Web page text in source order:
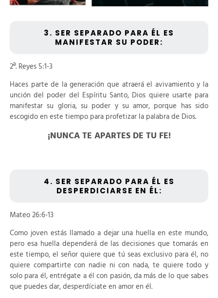
3. SER SEPARADO PARA ÉL ES
MANIFESTAR SU PODER:
2ª. Reyes 5:1-3
Haces parte de la generación que atraerá el avivamiento y la
unción del poder del Espíritu Santo, Dios quiere usarte para
manifestar su gloria, su poder y su amor, porque has sido
escogido en este tiempo para profetizar la palabra de Dios.
¡NUNCA TE APARTES DE TU FE!
4. SER SEPARADO PARA ÉL ES
DESPERDICIARSE EN ÉL:
Mateo 26:6-13
Como joven estás llamado a dejar una huella en este mundo,
pero esa huella dependerá de las decisiones que tomarás en
este tiempo, el señor quiere que tú seas exclusivo para él, no
quiere compartirte con nadie ni con nada, te quiere todo y
solo para él, entrégate a él con pasión, da más de lo que sabes
que puedes dar, desperdíciate en amor en él.